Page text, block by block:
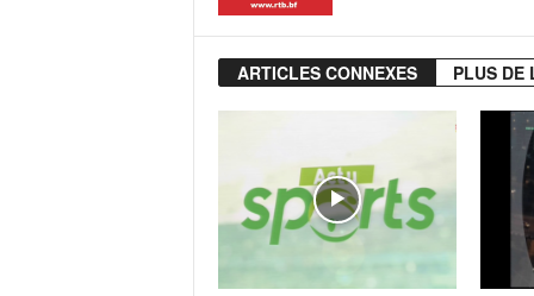
ARTICLES CONNEXES PLUS DE